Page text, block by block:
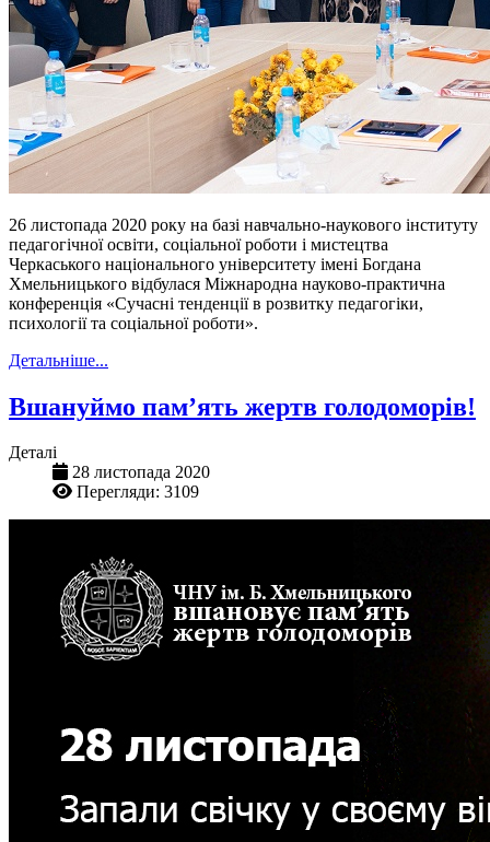
26 листопада 2020 року на базі навчально-наукового інституту
педагогічної освіти, соціальної роботи і мистецтва
Черкаського національного університету імені Богдана
Хмельницького відбулася Міжнародна науково-практична
конференція «Сучасні тенденції в розвитку педагогіки,
психології та соціальної роботи».
Детальніше...
Вшануймо пам’ять жертв голодоморів!
Деталі
28 листопада 2020
Перегляди: 3109